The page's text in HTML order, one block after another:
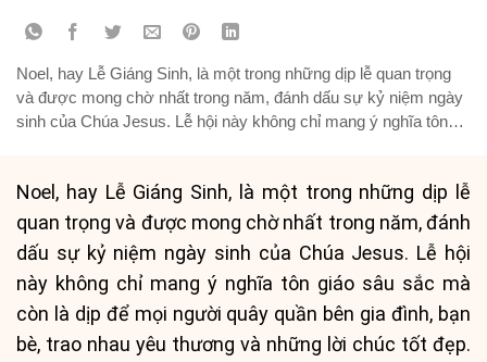
Noel, hay Lễ Giáng Sinh, là một trong những dịp lễ quan trọng
và được mong chờ nhất trong năm, đánh dấu sự kỷ niệm ngày
sinh của Chúa Jesus. Lễ hội này không chỉ mang ý nghĩa tôn
Noel, hay Lễ Giáng Sinh, là một trong những dịp lễ
quan trọng và được mong chờ nhất trong năm, đánh
dấu sự kỷ niệm ngày sinh của Chúa Jesus. Lễ hội
này không chỉ mang ý nghĩa tôn giáo sâu sắc mà
còn là dịp để mọi người quây quần bên gia đình, bạn
bè, trao nhau yêu thương và những lời chúc tốt đẹp.